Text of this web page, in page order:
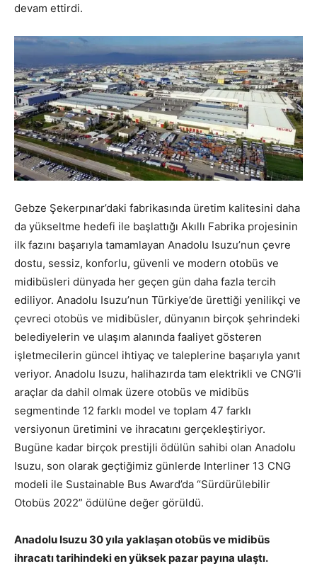
devam ettirdi.
Gebze Şekerpınar’daki fabrikasında üretim kalitesini daha
da yükseltme hedefi ile başlattığı Akıllı Fabrika projesinin
ilk fazını başarıyla tamamlayan Anadolu Isuzu’nun çevre
dostu, sessiz, konforlu, güvenli ve modern otobüs ve
midibüsleri dünyada her geçen gün daha fazla tercih
ediliyor. Anadolu Isuzu’nun Türkiye’de ürettiği yenilikçi ve
çevreci otobüs ve midibüsler, dünyanın birçok şehrindeki
belediyelerin ve ulaşım alanında faaliyet gösteren
işletmecilerin güncel ihtiyaç ve taleplerine başarıyla yanıt
veriyor. Anadolu Isuzu, halihazırda tam elektrikli ve CNG’li
araçlar da dahil olmak üzere otobüs ve midibüs
segmentinde 12 farklı model ve toplam 47 farklı
versiyonun üretimini ve ihracatını gerçekleştiriyor.
Bugüne kadar birçok prestijli ödülün sahibi olan Anadolu
Isuzu, son olarak geçtiğimiz günlerde Interliner 13 CNG
modeli ile Sustainable Bus Award’da “Sürdürülebilir
Otobüs 2022” ödülüne değer görüldü.
Anadolu Isuzu 30 yıla yaklaşan otobüs ve midibüs
ihracatı tarihindeki en yüksek pazar payına ulaştı.